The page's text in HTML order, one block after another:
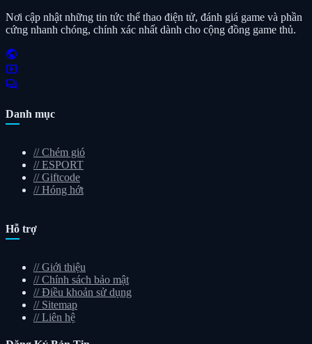
Nơi cập nhật những tin tức thể thao điện tử, đánh giá game và phần
cứng nhanh chóng, chính xác nhất dành cho cộng đồng game thủ.
public
smart_display
forum
Danh mục
// Chém gió
// ESPORT
// Giftcode
// Hóng hớt
Hỗ trợ
// Giới thiệu
// Chính sách bảo mật
// Điều khoản sử dụng
// Sitemap
// Liên hệ